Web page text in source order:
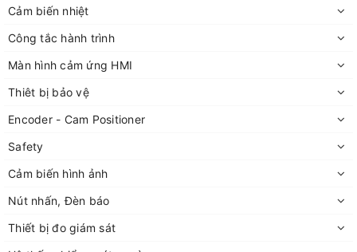
Cảm biến nhiệt
Công tắc hành trình
Màn hình cảm ứng HMI
Thiêt bị bảo vệ
Encoder - Cam Positioner
Safety
Cảm biến hình ảnh
Nút nhấn, Đèn báo
Thiết bị đo giám sát